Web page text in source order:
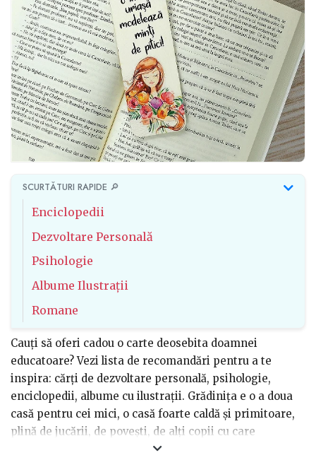
SCURTĂTURI RAPIDE 🔎
Enciclopedii
Dezvoltare Personală
Psihologie
Albume Ilustrații
Romane
Cauți să oferi cadou o carte deosebita doamnei
educatoare? Vezi lista de recomandări pentru a te
inspira: cărți de dezvoltare personală, psihologie,
enciclopedii, albume cu ilustrații. Grădiniţa e o a doua
casă pentru cei mici, o casă foarte caldă şi primitoare,
plină de jucării, de povești, de alți copii cu care
socializează și învață împreună. Doamnele educatoare